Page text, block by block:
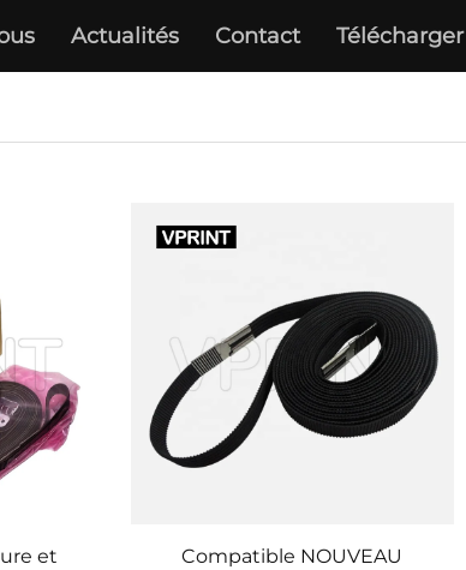
Actualités Contact Télécharger
et
Compatible NOUVEAU